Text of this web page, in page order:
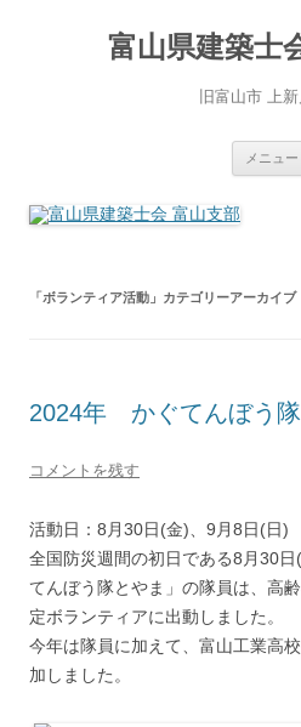
富山県建築士
旧富山市 上
メニュー
「ボランティア活動 」カテゴリーアーカイブ
2024年 かぐてんぼう
コメントを残す
活動日：8月30日(金)、9月8日(日)
全国防災週間の初日である8月30
てんぼう隊とやま」の隊員は、高
定ボランティアに出動しました。
今年は隊員に加えて、富山工業高
加しました。